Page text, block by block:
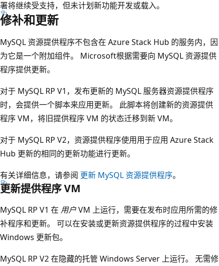
署将继续受支持，但未计划新功能开发或载入。
修补和更新
MySQL 资源提供程序不包含在 Azure Stack Hub 的服务内，因
为它是一个附加组件。 Microsoft根据需要向 MySQL 资源提供
程序提供更新。
对于 MySQL RP V1，发布更新的 MySQL 服务器资源提供程序
时，会提供一个脚本来应用更新。 此脚本将创建新的资源提供
程序 VM，将旧提供程序 VM 的状态迁移到新 VM。
对于 MySQL RP V2，资源提供程序使用用于应用 Azure Stack
Hub 更新的相同的更新功能进行更新。
有关详细信息，请参阅 更新 MySQL 资源提供程序。
更新提供程序 VM
MySQL RP V1 在 用户VM 上运行，需要在发布时应用所需的修
补程序和更新。 可以在安装或更新资源提供程序的过程中安装
Windows 更新包。
MySQL RP V2 在隐藏的托管 Windows Server 上运行。 无需修